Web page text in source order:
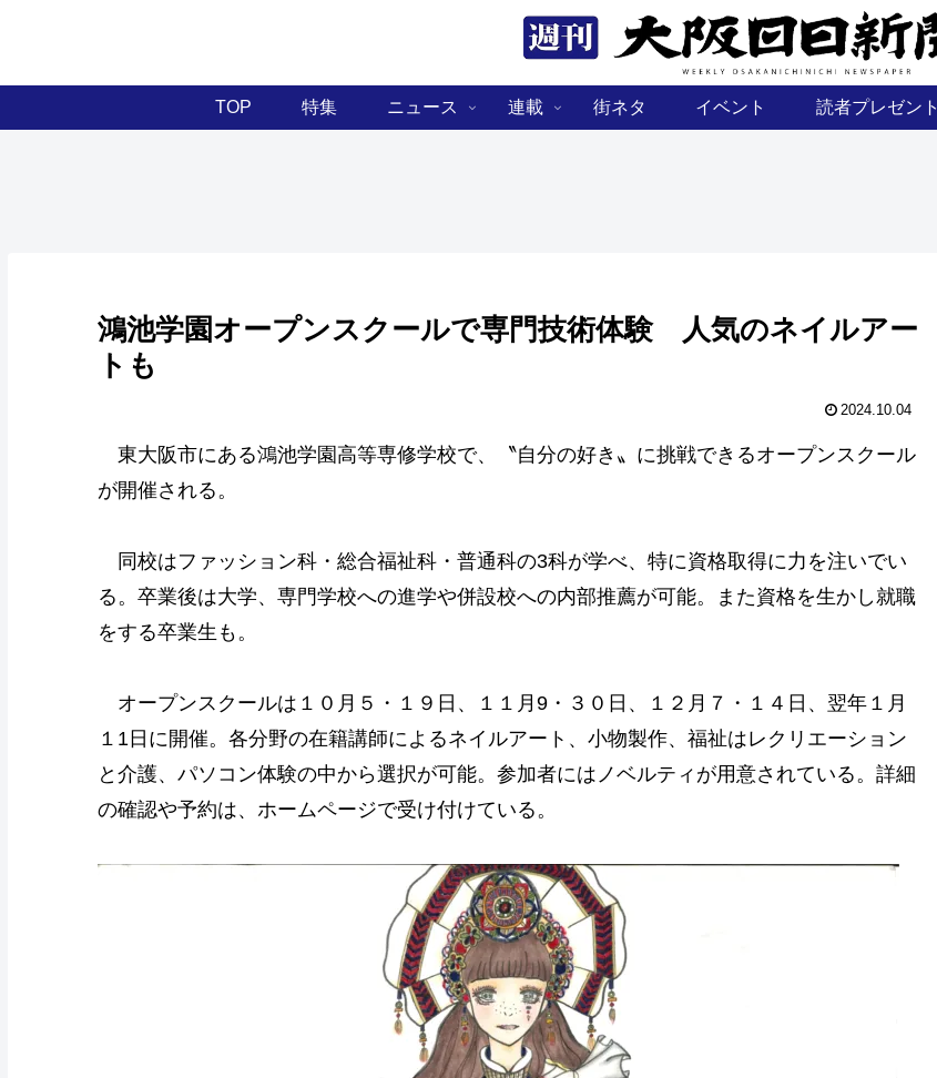
TOP 特集 ニュース 連載 街ネタ イベント 読者プレゼント
鴻池学園オープンスクールで専門技術体験 人気のネイルアー
トも
2024.10.04
東大阪市にある鴻池学園高等専修学校で、〝自分の好き〟に挑戦できるオープンスクール
が開催される。
同校はファッション科・総合福祉科・普通科の3科が学べ、特に資格取得に力を注いでい
る。卒業後は大学、専門学校への進学や併設校への内部推薦が可能。また資格を生かし就職
をする卒業生も。
オープンスクールは１０月５・１９日、１１月9・３０日、１２月７・１４日、翌年１月
１1日に開催。各分野の在籍講師によるネイルアート、小物製作、福祉はレクリエーション
と介護、パソコン体験の中から選択が可能。参加者にはノベルティが用意されている。詳細
の確認や予約は、ホームページで受け付けている。